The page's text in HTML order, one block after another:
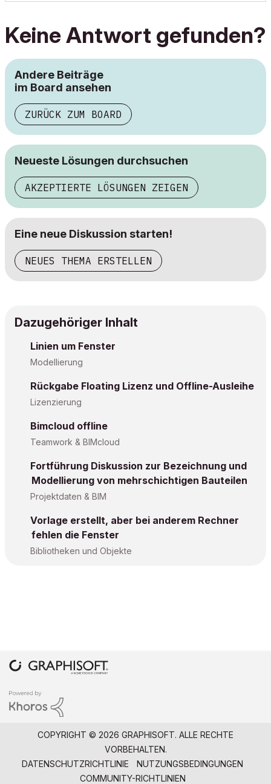
Keine Antwort gefunden?
Andere Beiträge
im Board ansehen
ZURÜCK ZUM BOARD
Neueste Lösungen durchsuchen
AKZEPTIERTE LÖSUNGEN ZEIGEN
Eine neue Diskussion starten!
NEUES THEMA ERSTELLEN
Dazugehöriger Inhalt
Linien um Fenster
Modellierung
Rückgabe Floating Lizenz und Offline-Ausleihe
Lizenzierung
Bimcloud offline
Teamwork & BIMcloud
Fortführung Diskussion zur Bezeichnung und
Modellierung von mehrschichtigen Bauteilen
Projektdaten & BIM
Vorlage erstellt, aber bei anderem Rechner
fehlen die Fenster
Bibliotheken und Objekte
COPYRIGHT © 2026 GRAPHISOFT. ALLE RECHTE
VORBEHALTEN.
DATENSCHUTZRICHTLINIE
NUTZUNGSBEDINGUNGEN
COMMUNITY-RICHTLINIEN